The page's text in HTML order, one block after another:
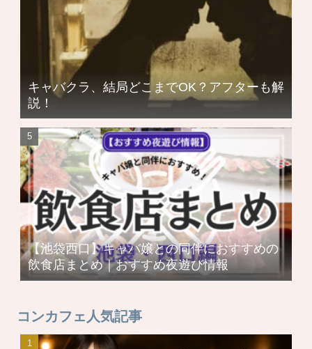
キャバクラ、結局どこまでOK？アフターも解
説！
【池袋西口】キャバ嬢との同伴におすすめの
飲食店まとめ｜おすすめ夜遊び情報
コンカフェ人気記事